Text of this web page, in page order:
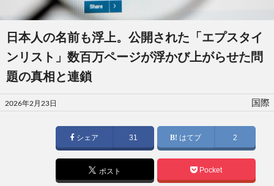
日本人の名前も浮上。公開された「エプスタイ
ンリスト」数百万ページが浮かび上がらせた問
題の真相と連鎖
投
稿
2026年2月23日 国際
シェア 31 はてブ 2
ポスト Pocket